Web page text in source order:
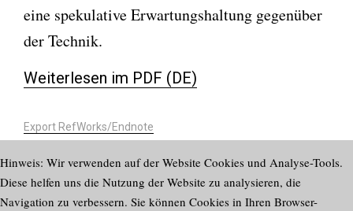
eine spekulative Erwartungshaltung gegenüber
der Technik.
Weiterlesen im PDF (DE)
Export RefWorks/Endnote
Hinweis: Wir verwenden auf der Website Cookies und Analyse-Tools.
Diese helfen uns die Nutzung der Website zu analysieren, die
Navigation zu verbessern. Sie können Cookies in Ihren Browser-